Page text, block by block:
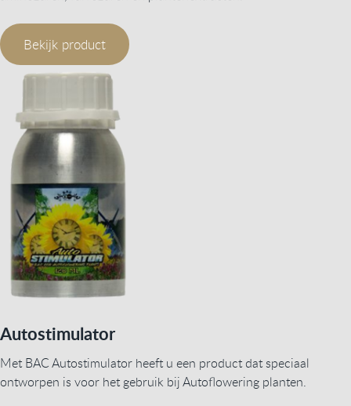
Bekijk product
Autostimulator
Met BAC Autostimulator heeft u een product dat speciaal
ontworpen is voor het gebruik bij Autoflowering planten.